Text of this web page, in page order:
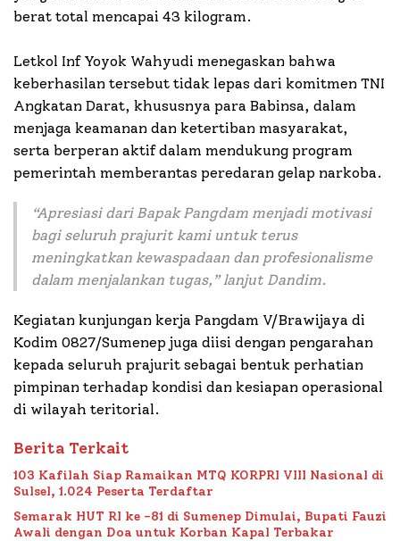
berat total mencapai 43 kilogram.
Letkol Inf Yoyok Wahyudi menegaskan bahwa
keberhasilan tersebut tidak lepas dari komitmen TNI
Angkatan Darat, khususnya para Babinsa, dalam
menjaga keamanan dan ketertiban masyarakat,
serta berperan aktif dalam mendukung program
pemerintah memberantas peredaran gelap narkoba.
“Apresiasi dari Bapak Pangdam menjadi motivasi
bagi seluruh prajurit kami untuk terus
meningkatkan kewaspadaan dan profesionalisme
dalam menjalankan tugas,” lanjut Dandim.
Kegiatan kunjungan kerja Pangdam V/Brawijaya di
Kodim 0827/Sumenep juga diisi dengan pengarahan
kepada seluruh prajurit sebagai bentuk perhatian
pimpinan terhadap kondisi dan kesiapan operasional
di wilayah teritorial.
Berita Terkait
103 Kafilah Siap Ramaikan MTQ KORPRI VIII Nasional di
Sulsel, 1.024 Peserta Terdaftar
Semarak HUT RI ke -81 di Sumenep Dimulai, Bupati Fauzi
Awali dengan Doa untuk Korban Kapal Terbakar